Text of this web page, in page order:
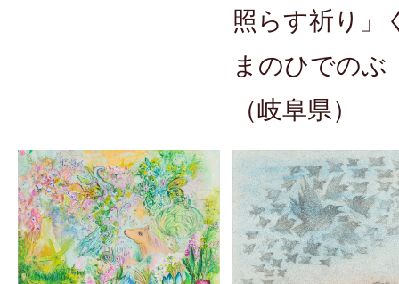
照らす祈り」
まのひでのぶ
（岐阜県）